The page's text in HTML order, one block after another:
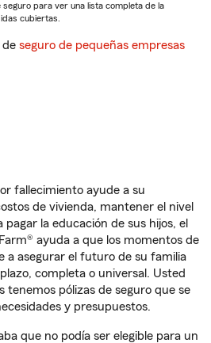
seguro para ver una lista completa de la
cubiertas.
de seguro de pequeñas empresas
fallecimiento ayude a su
de vivienda, mantener el nivel
la educación de sus hijos, el
ayuda a que los momentos de
a asegurar el futuro de su familia
completa o universal. Usted
tenemos pólizas de seguro que se
y presupuestos.
que no podía ser elegible para un